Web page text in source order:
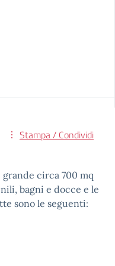
Stampa / Condividi
grande circa 700 mq
bagni e docce e le
sono le seguenti: